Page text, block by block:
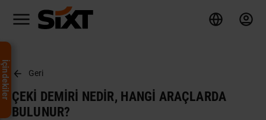
Geri
ÇEKI DEMIRI NEDIR, HANGI ARAÇLARDA
BULUNUR?
İçindekiler